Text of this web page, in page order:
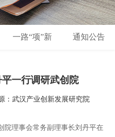
一路“项”新 通知公告
一行调研武创院
：武汉产业创新发展研究院
院理事会常务副理事长刘丹平在